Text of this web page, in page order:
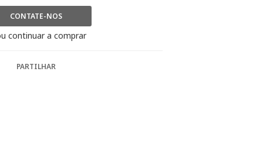
CONTATE-NOS
continuar a comprar
PARTILHAR